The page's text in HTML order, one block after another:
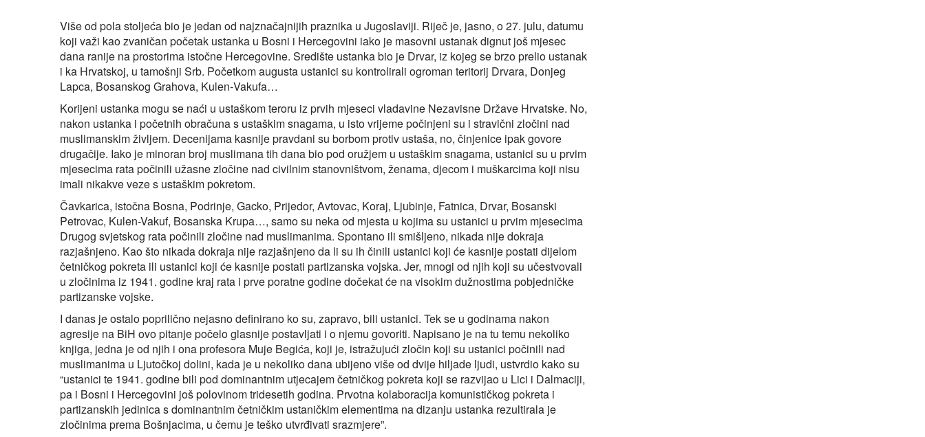
Više od pola stoljeća bio je jedan od najznačajnijih praznika u Jugoslaviji. Riječ je, jasno, o 27. julu, datumu
koji važi kao zvaničan početak ustanka u Bosni i Hercegovini iako je masovni ustanak dignut još mjesec
dana ranije na prostorima istočne Hercegovine. Središte ustanka bio je Drvar, iz kojeg se brzo prelio ustanak
i ka Hrvatskoj, u tamošnji Srb. Početkom augusta ustanici su kontrolirali ogroman teritorij Drvara, Donjeg
Lapca, Bosanskog Grahova, Kulen‑Vakufa…
Korijeni ustanka mogu se naći u ustaškom teroru iz prvih mjeseci vladavine Nezavisne Države Hrvatske. No,
nakon ustanka i početnih obračuna s ustaškim snagama, u isto vrijeme počinjeni su i stravični zločini nad
muslimanskim življem. Decenijama kasnije pravdani su borbom protiv ustaša, no, činjenice ipak govore
drugačije. Iako je minoran broj muslimana tih dana bio pod oružjem u ustaškim snagama, ustanici su u prvim
mjesecima rata počinili užasne zločine nad civilnim stanovništvom, ženama, djecom i muškarcima koji nisu
imali nikakve veze s ustaškim pokretom.
Čavkarica, istočna Bosna, Podrinje, Gacko, Prijedor, Avtovac, Koraj, Ljubinje, Fatnica, Drvar, Bosanski
Petrovac, Kulen-Vakuf, Bosanska Krupa…, samo su neka od mjesta u kojima su ustanici u prvim mjesecima
Drugog svjetskog rata počinili zločine nad muslimanima. Spontano ili smišljeno, nikada nije dokraja
razjašnjeno. Kao što nikada dokraja nije razjašnjeno da li su ih činili ustanici koji će kasnije postati dijelom
četničkog pokreta ili ustanici koji će kasnije postati partizanska vojska. Jer, mnogi od njih koji su učestvovali
u zločinima iz 1941. godine kraj rata i prve poratne godine dočekat će na visokim dužnostima pobjedničke
partizanske vojske.
I danas je ostalo poprilično nejasno definirano ko su, zapravo, bili ustanici. Tek se u godinama nakon
agresije na BiH ovo pitanje počelo glasnije postavljati i o njemu govoriti. Napisano je na tu temu nekoliko
knjiga, jedna je od njih i ona profesora Muje Begića, koji je, istražujući zločin koji su ustanici počinili nad
muslimanima u Ljutočkoj dolini, kada je u nekoliko dana ubijeno više od dvije hiljade ljudi, ustvrdio kako su
“ustanici te 1941. godine bili pod dominantnim utjecajem četničkog pokreta koji se razvijao u Lici i Dalmaciji,
pa i Bosni i Hercegovini još polovinom tridesetih godina. Prvotna kolaboracija komunističkog pokreta i
partizanskih jedinica s dominantnim četničkim ustaničkim elementima na dizanju ustanka rezultirala je
zločinima prema Bošnjacima, u čemu je teško utvrđivati srazmjere”.